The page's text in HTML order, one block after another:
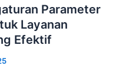
Parameter
Layanan
Efektif